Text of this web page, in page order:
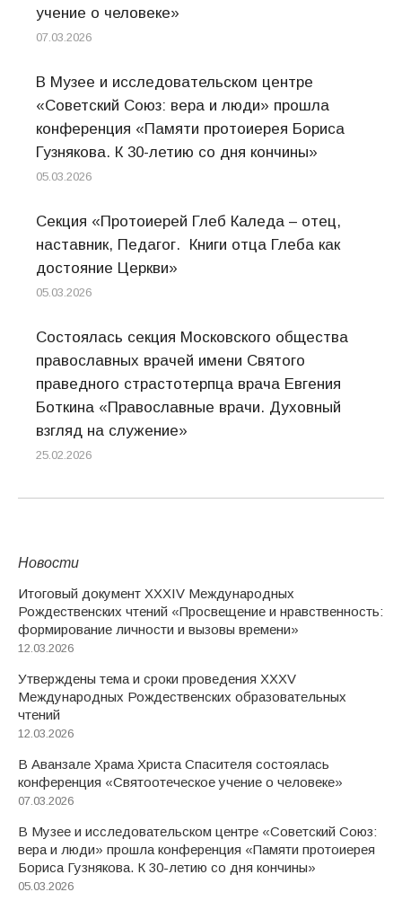
учение о человеке»
07.03.2026
В Музее и исследовательском центре
«Советский Союз: вера и люди» прошла
конференция «Памяти протоиерея Бориса
Гузнякова. К 30-летию со дня кончины»
05.03.2026
Секция «Протоиерей Глеб Каледа – отец,
наставник, Педагог. Книги отца Глеба как
достояние Церкви»
05.03.2026
Состоялась секция Московского общества
православных врачей имени Святого
праведного страстотерпца врача Евгения
Боткина «Православные врачи. Духовный
взгляд на служение»
25.02.2026
Новости
Итоговый документ XXХIV Международных
Рождественских чтений «Просвещение и нравственность:
формирование личности и вызовы времени»
12.03.2026
Утверждены тема и сроки проведения XXXV
Международных Рождественских образовательных
чтений
12.03.2026
В Аванзале Храма Христа Спасителя состоялась
конференция «Святоотеческое учение о человеке»
07.03.2026
В Музее и исследовательском центре «Советский Союз:
вера и люди» прошла конференция «Памяти протоиерея
Бориса Гузнякова. К 30-летию со дня кончины»
05.03.2026